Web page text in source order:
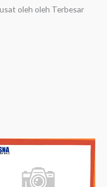
oleh oleh Terbesar